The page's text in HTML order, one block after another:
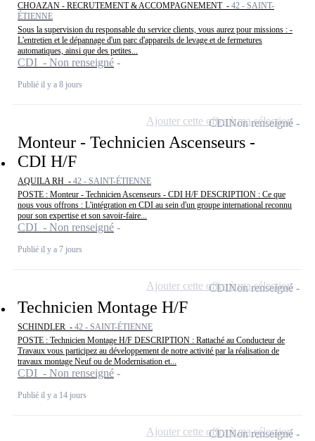
CHOAZAN - RECRUTEMENT & ACCOMPAGNEMENT - 42 - SAINT-
ÉTIENNE
Sous la supervision du responsable du service clients, vous aurez pour missions : -
L'entretien et le dépannage d'un parc d'appareils de levage et de fermetures
automatiques, ainsi que des petites...
CDI - Non renseigné
Publié il y a 8 jours
Monteur - Technicien Ascenseurs -
CDI H/F
AQUILA RH - 42 - SAINT-ÉTIENNE
POSTE : Monteur - Technicien Ascenseurs - CDI H/F DESCRIPTION : Ce que
nous vous offrons : L'intégration en CDI au sein d'un groupe international reconnu
pour son expertise et son savoir-faire...
CDI - Non renseigné
Publié il y a 7 jours
CDINon renseigné
Ajouter cette offre à ma sélection
Technicien Montage H/F
SCHINDLER - 42 - SAINT-ÉTIENNE
POSTE : Technicien Montage H/F DESCRIPTION : Rattaché au Conducteur de
Travaux vous participez au développement de notre activité par la réalisation de
travaux montage Neuf ou de Modernisation et...
CDI - Non renseigné
Publié il y a 14 jours
CDINon renseigné
Ajouter cette offre à ma sélection
CDINon renseigné
Ajouter cette offre à ma sélection